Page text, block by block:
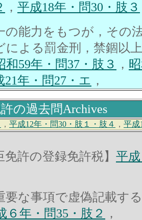
， 平成18年・問30・肢３
の能力をもつが，その
による罰金刑，禁錮以
和59年・問37・肢３ ，
21年・問27・エ ，
の過去問Archives
， 平成12年・問30・肢１・肢４ ， 平成
免許の登録免許税】 平
要な事項で虚偽記載す
６年・問35・肢２ ，